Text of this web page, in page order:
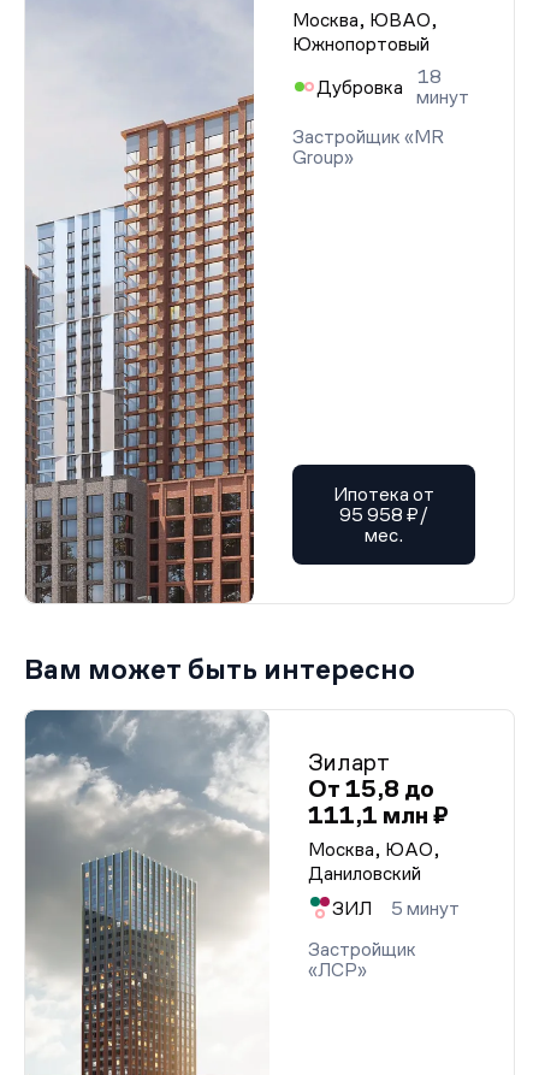
Москва, ЮВАО,
Южнопортовый
Дубровка
18
минут
Застройщик «MR
Group»
Ипотека от
95 958 ₽/
мес.
Вам может быть интересно
Зиларт
От 15,8 до
111,1 млн ₽
Москва, ЮАО,
Даниловский
ЗИЛ
5 минут
Застройщик
«ЛСР»